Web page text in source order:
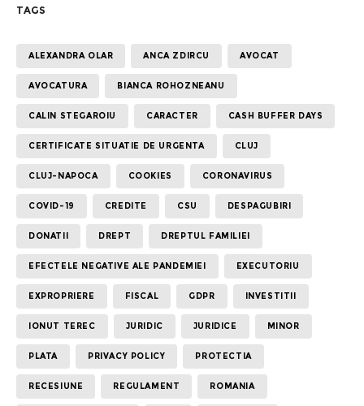
TAGS
ALEXANDRA OLAR ANCA ZDIRCU AVOCAT
AVOCATURA BIANCA ROHOZNEANU
CALIN STEGAROIU CARACTER CASH BUFFER DAYS
CERTIFICATE SITUATIE DE URGENTA CLUJ
CLUJ-NAPOCA COOKIES CORONAVIRUS
COVID-19 CREDITE CSU DESPAGUBIRI
DONATII DREPT DREPTUL FAMILIEI
EFECTELE NEGATIVE ALE PANDEMIEI EXECUTORIU
EXPROPRIERE FISCAL GDPR INVESTITII
IONUT TEREC JURIDIC JURIDICE MINOR
PLATA PRIVACY POLICY PROTECTIA
RECESIUNE REGULAMENT ROMANIA